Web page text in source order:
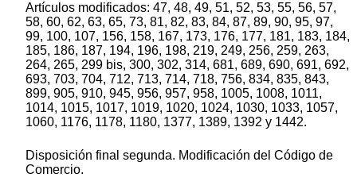
Artículos modificados: 47, 48, 49, 51, 52, 53, 55, 56, 57,
58, 60, 62, 63, 65, 73, 81, 82, 83, 84, 87, 89, 90, 95, 97,
99, 100, 107, 156, 158, 167, 173, 176, 177, 181, 183, 184,
185, 186, 187, 194, 196, 198, 219, 249, 256, 259, 263,
264, 265, 299 bis, 300, 302, 314, 681, 689, 690, 691, 692,
693, 703, 704, 712, 713, 714, 718, 756, 834, 835, 843,
899, 905, 910, 945, 956, 957, 958, 1005, 1008, 1011,
1014, 1015, 1017, 1019, 1020, 1024, 1030, 1033, 1057,
1060, 1176, 1178, 1180, 1377, 1389, 1392 y 1442.
Disposición final segunda. Modificación del Código de
Comercio.